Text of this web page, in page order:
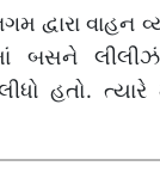
દ્વારા વાહન
બસને
હતો.